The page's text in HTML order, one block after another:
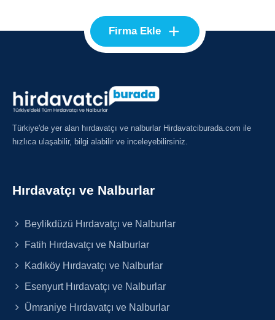
Firma Ekle +
Türkiye'de yer alan hırdavatçı ve nalburlar Hirdavatciburada.com ile
hızlıca ulaşabilir, bilgi alabilir ve inceleyebilirsiniz.
Hırdavatçı ve Nalburlar
Beylikdüzü Hırdavatçı ve Nalburlar
Fatih Hırdavatçı ve Nalburlar
Kadıköy Hırdavatçı ve Nalburlar
Esenyurt Hırdavatçı ve Nalburlar
Ümraniye Hırdavatçı ve Nalburlar